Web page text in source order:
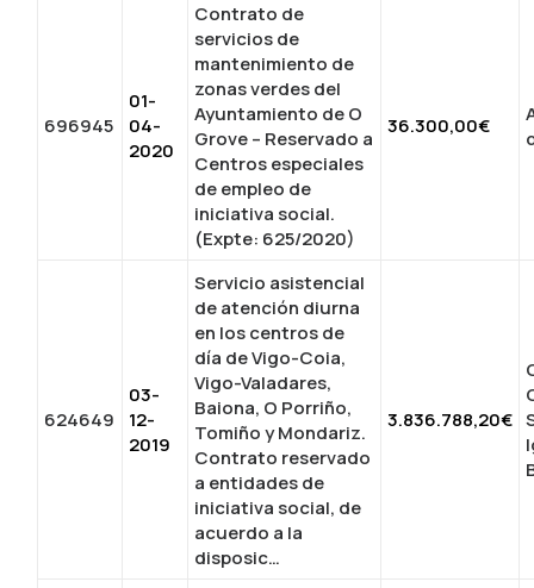
696945
01-
04-
2020
Contrato de
servicios de
mantenimiento de
zonas verdes del
Ayuntamiento de O
Grove – Reservado a
Centros especiales
de empleo de
iniciativa social.
(Expte: 625/2020)
36.300,00€
624649
03-
12-
2019
Servicio asistencial
de atención diurna
en los centros de
día de Vigo-Coia,
Vigo-Valadares,
Baiona, O Porriño,
Tomiño y Mondariz.
Contrato reservado
a entidades de
iniciativa social, de
acuerdo a la
disposic…
3.836.788,20€